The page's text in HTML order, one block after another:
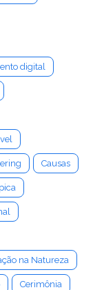
digital
Causas
na Natureza
Cerimônia